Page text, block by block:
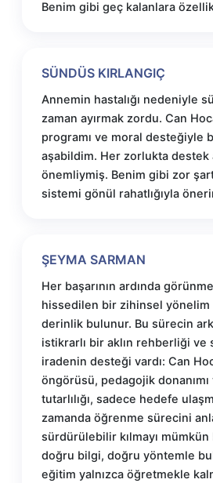
Benim gibi geç kalanlara
SÜNDÜS KIRLANGIÇ
Annemin hastalığı nedeniyle
zaman ayırmak zordu. Can
programı ve moral desteğiyle
aşabildim. Her zorlukta destek
önemliymiş. Benim gibi zor
sistemi gönül rahatlığıyla
ŞEYMA SARMAN
Her başarının ardında
hissedilen bir zihinsel
derinlik bulunur. Bu sürecin
istikrarlı bir aklın rehberliği ve
iradenin desteği vardı: Can
öngörüsü, pedagojik
tutarlılığı, sadece hedefe
zamanda öğrenme sürecini
sürdürülebilir kılmayı mümkün
doğru bilgi, doğru yöntemle
eğitim yalnızca öğretmekle